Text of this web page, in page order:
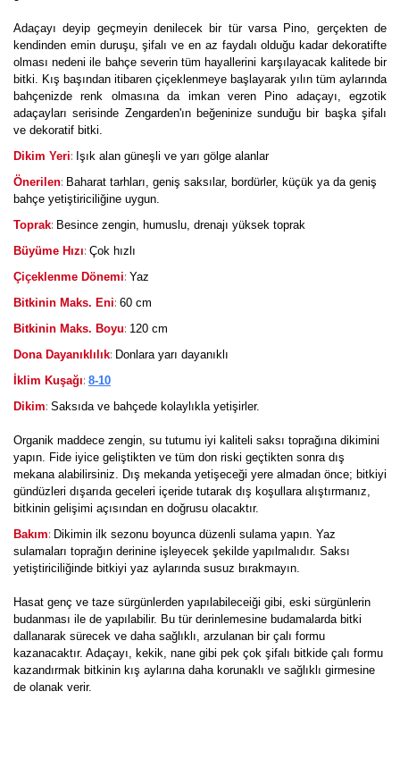
Adaçayı deyip geçmeyin denilecek bir tür varsa Pino, gerçekten de
kendinden emin duruşu, şifalı ve en az faydalı olduğu kadar dekoratifte
olması nedeni ile bahçe severin tüm hayallerini karşılayacak kalitede bir
bitki. Kış başından itibaren çiçeklenmeye başlayarak yılın tüm aylarında
bahçenizde renk olmasına da imkan veren Pino adaçayı, egzotik
adaçayları serisinde Zengarden'ın beğeninize sunduğu bir başka şifalı
ve dekoratif bitki.
Dikim Yeri: Işık alan güneşli ve yarı gölge alanlar
Önerilen: Baharat tarhları, geniş saksılar, bordürler, küçük ya da geniş
bahçe yetiştiriciliğine uygun.
Toprak: Besince zengin, humuslu, drenajı yüksek toprak
Büyüme Hızı: Çok hızlı
Çiçeklenme Dönemi: Yaz
Bitkinin Maks. Eni: 60 cm
Bitkinin Maks. Boyu: 120 cm
Dona Dayanıklılık: Donlara yarı dayanıklı
İklim Kuşağı: 8-10
Dikim: Saksıda ve bahçede kolaylıkla yetişirler.
Organik maddece zengin, su tutumu iyi kaliteli saksı toprağına dikimini
yapın. Fide iyice geliştikten ve tüm don riski geçtikten sonra dış
mekana alabilirsiniz. Dış mekanda yetişeceği yere almadan önce; bitkiyi
gündüzleri dışarıda geceleri içeride tutarak dış koşullara alıştırmanız,
bitkinin gelişimi açısından en doğrusu olacaktır.
Bakım: Dikimin ilk sezonu boyunca düzenli sulama yapın. Yaz
sulamaları toprağın derinine işleyecek şekilde yapılmalıdır. Saksı
yetiştiriciliğinde bitkiyi yaz aylarında susuz bırakmayın.
Hasat genç ve taze sürgünlerden yapılabileceiği gibi, eski sürgünlerin
budanması ile de yapılabilir. Bu tür derinlemesine budamalarda bitki
dallanarak sürecek ve daha sağlıklı, arzulanan bir çalı formu
kazanacaktır. Adaçayı, kekik, nane gibi pek çok şifalı bitkide çalı formu
kazandırmak bitkinin kış aylarına daha korunaklı ve sağlıklı girmesine
de olanak verir.